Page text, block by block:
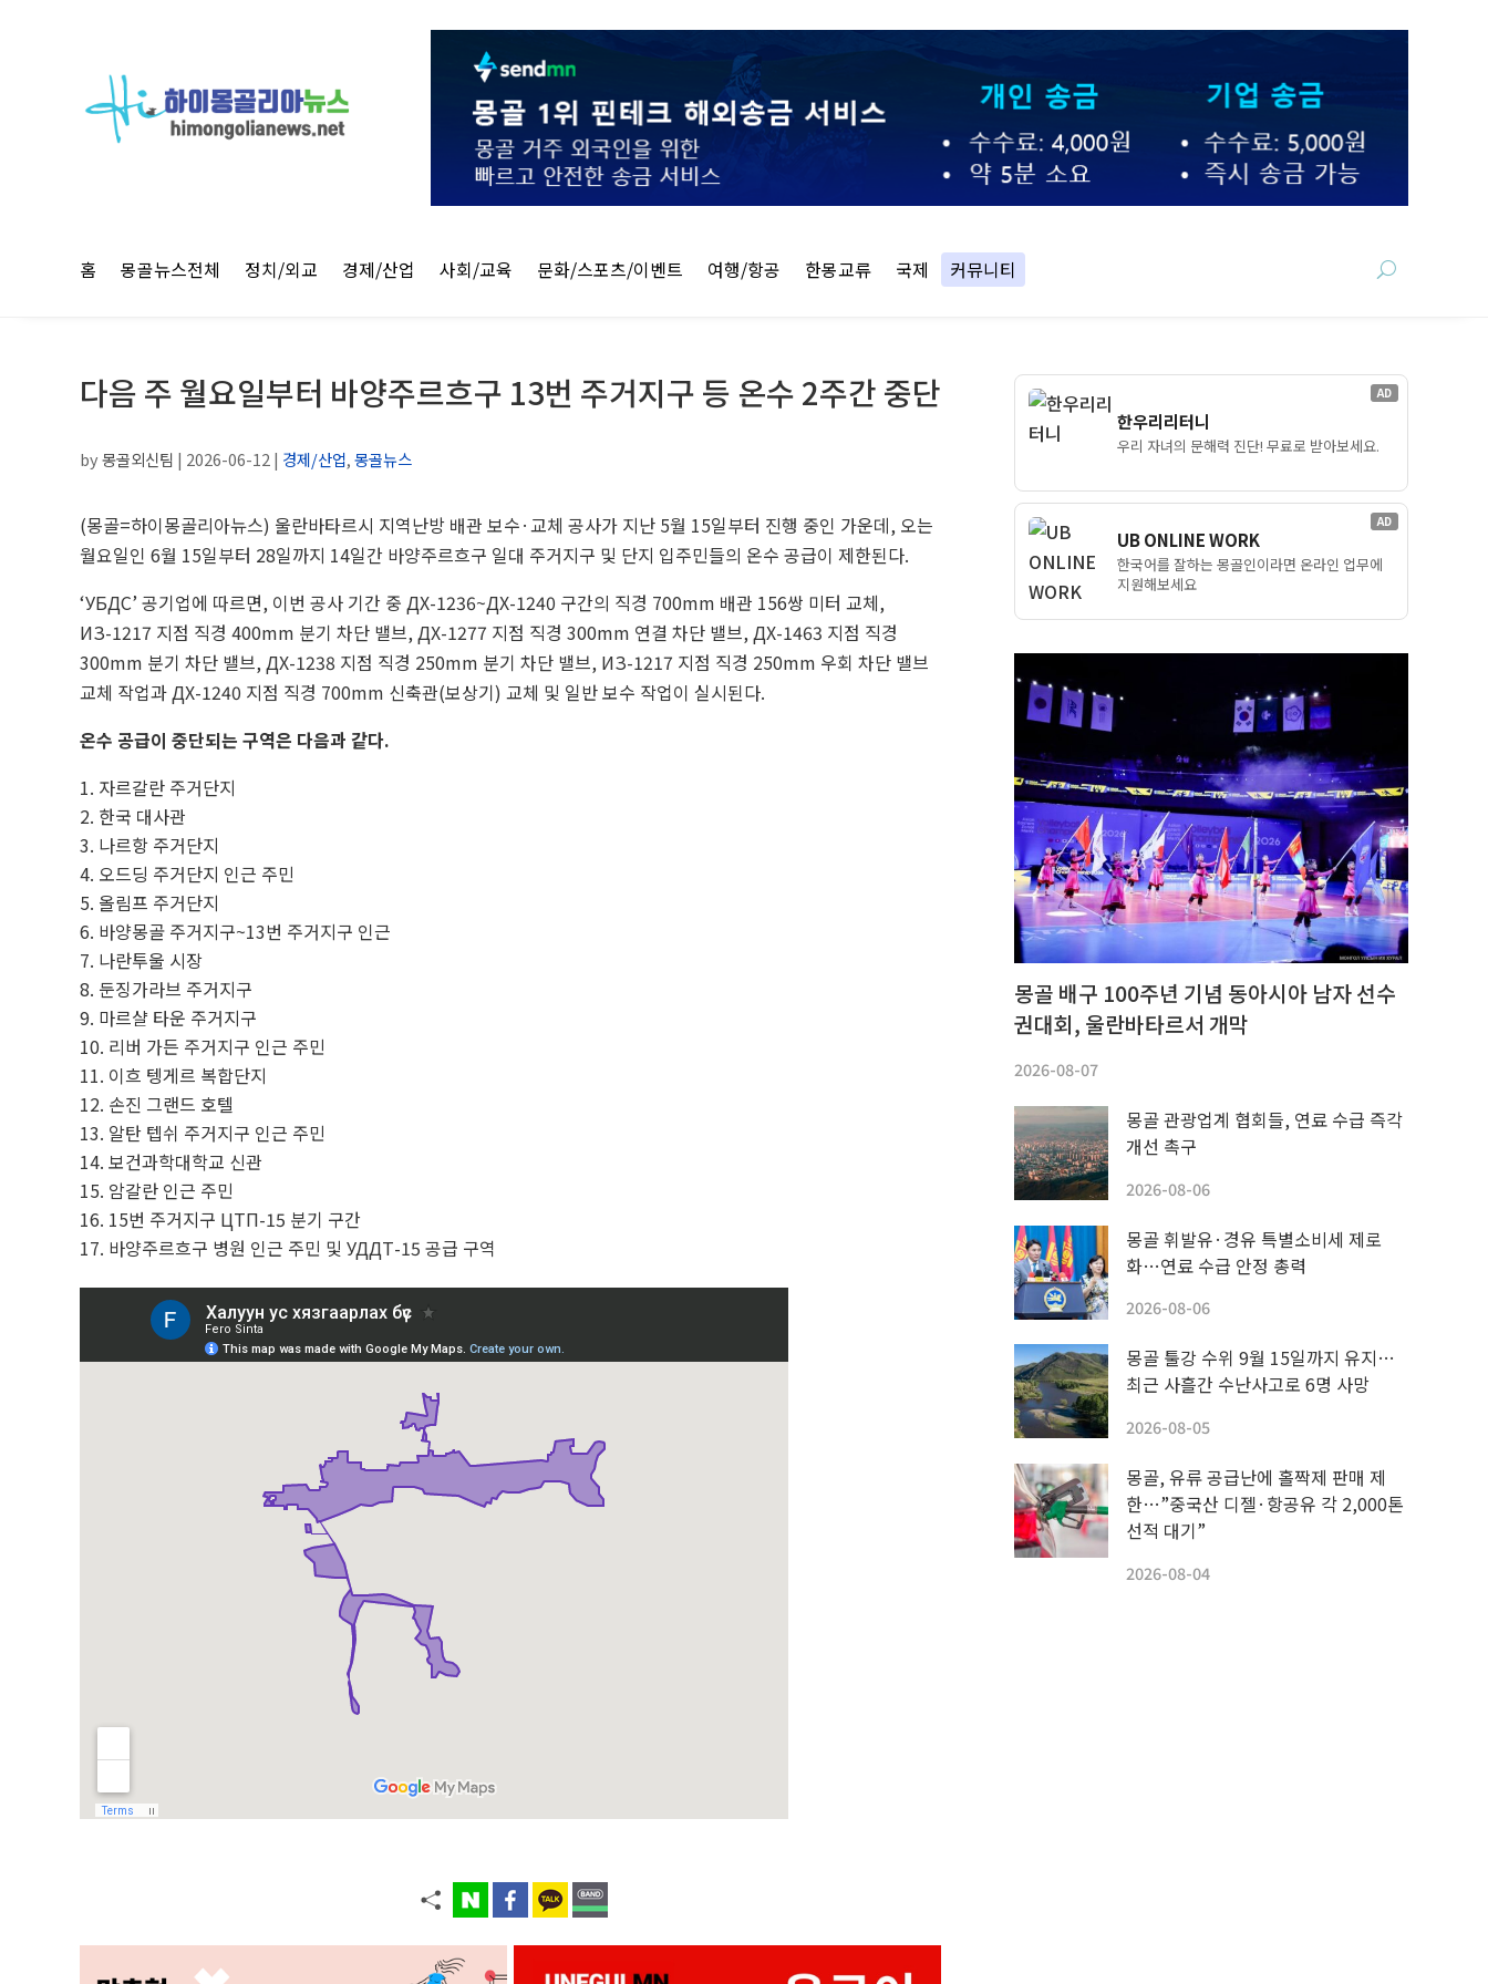
홈 몽골뉴스전체 정치/외교 경제/산업 사회/교육 문화/스포츠/이벤트 여행/항공 한몽교류 국제 커뮤니티
다음 주 월요일부터 바양주르흐구 13번 주거지구 등 온수 2주간 중단
by몽골외신팀 | 2026-06-12 | 경제/산업,몽골뉴스
(몽골=하이몽골리아뉴스) 울란바타르시 지역난방 배관 보수·교체 공사가 지난 5월 15일부터 진행 중인 가운데, 오는
월요일인 6월 15일부터 28일까지 14일간 바양주르흐구 일대 주거지구 및 단지 입주민들의 온수 공급이 제한된다.
‘УБДС’ 공기업에 따르면, 이번 공사 기간 중 ДХ-1236~ДХ-1240 구간의 직경 700mm 배관 156쌍 미터 교체,
ИЗ-1217 지점 직경 400mm 분기 차단 밸브, ДХ-1277 지점 직경 300mm 연결 차단 밸브, ДХ-1463 지점 직경
300mm 분기 차단 밸브, ДХ-1238 지점 직경 250mm 분기 차단 밸브, ИЗ-1217 지점 직경 250mm 우회 차단 밸브
교체 작업과 ДХ-1240 지점 직경 700mm 신축관(보상기) 교체 및 일반 보수 작업이 실시된다.
온수 공급이 중단되는 구역은 다음과 같다.
자르갈란 주거단지
한국 대사관
나르항 주거단지
오드딩 주거단지 인근 주민
올림프 주거단지
바양몽골 주거지구~13번 주거지구 인근
나란투울 시장
둔징가라브 주거지구
마르샬 타운 주거지구
리버 가든 주거지구 인근 주민
이흐 텡게르 복합단지
손진 그랜드 호텔
알탄 텝쉬 주거지구 인근 주민
보건과학대학교 신관
암갈란 인근 주민
15번 주거지구 ЦТП-15 분기 구간
바양주르흐구 병원 인근 주민 및 УДДТ-15 공급 구역
AD
한우리리터니
우리 자녀의 문해력 진단! 무료로 받아보세요.
AD
UB ONLINE WORK
한국어를 잘하는 몽골인이라면 온라인 업무에
지원해보세요
몽골 배구 100주년 기념 동아시아 남자 선수
권대회, 울란바타르서 개막
2026-08-07
몽골 관광업계 협회들, 연료 수급 즉각
개선 촉구
2026-08-06
몽골 휘발유·경유 특별소비세 제로
화…연료 수급 안정 총력
2026-08-06
몽골 툴강 수위 9월 15일까지 유지…
최근 사흘간 수난사고로 6명 사망
2026-08-05
몽골, 유류 공급난에 홀짝제 판매 제
한…”중국산 디젤·항공유 각 2,000톤
선적 대기”
2026-08-04